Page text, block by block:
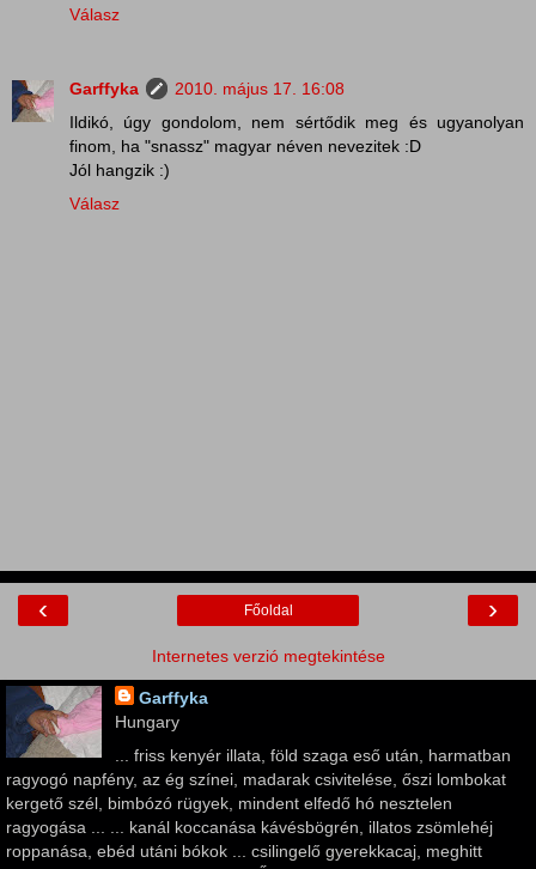
Válasz
Garffyka
2010. május 17. 16:08
Ildikó, úgy gondolom, nem sértődik meg és ugyanolyan
finom, ha "snassz" magyar néven nevezitek :D
Jól hangzik :)
Válasz
‹ ›
Főoldal
Internetes verzió megtekintése
Garffyka
Hungary
... friss kenyér illata, föld szaga eső után, harmatban
ragyogó napfény, az ég színei, madarak csivitelése, őszi lombokat
kergető szél, bimbózó rügyek, mindent elfedő hó nesztelen
ragyogása ... ... kanál koccanása kávésbögrén, illatos zsömlehéj
roppanása, ebéd utáni bókok ... csilingelő gyerekkacaj, meghitt